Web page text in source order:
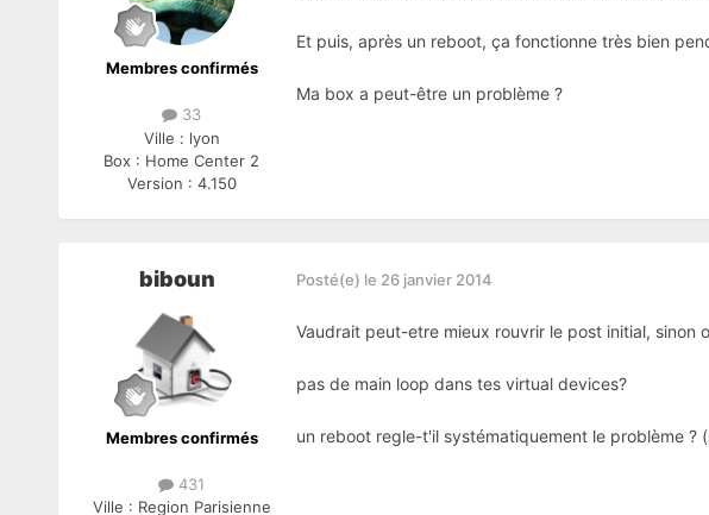
Membres confirmés
33
Ville : lyon
Box : Home Center 2
Version : 4.150
Et puis, après un reboot, ça fonctionne très bien
Ma box a peut-être un problème ?
biboun
Membres confirmés
431
Ville : Region Parisienne
Posté(e) le 26 janvier 2014
Vaudrait peut-etre mieux rouvrir le post initial, sinon
pas de main loop dans tes virtual devices?
un reboot regle-t'il systématiquement le problème